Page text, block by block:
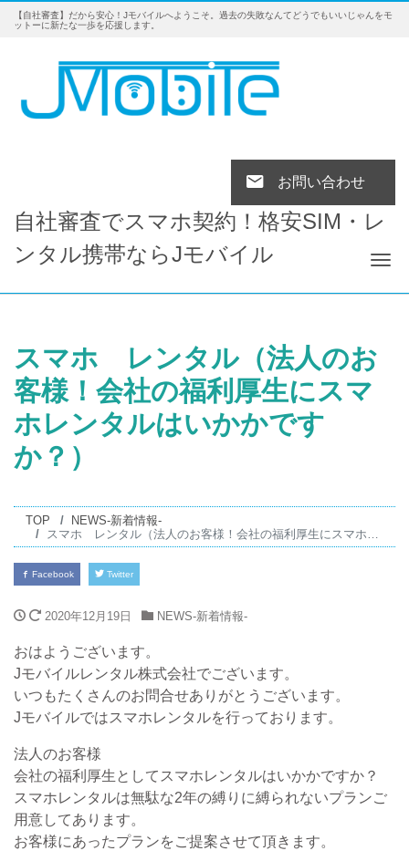
【自社審査】だから安心！Jモバイルへようこそ。過去の失敗なんてどうでもいいじゃんをモ
ットーに新たな一歩を応援します。
お問い合わせ
自社審査でスマホ契約！格安SIM・レ
ンタル携帯ならJモバイル
スマホ レンタル（法人のお
客様！会社の福利厚生にスマ
ホレンタルはいかかです
か？）
TOP
NEWS-新着情報-
スマホ レンタル（法人のお客様！会社の福利厚生にスマホレンタルはいかかですか？）
Facebook Twitter
2020年12月19日 NEWS-新着情報-
おはようございます。
Jモバイルレンタル株式会社でございます。
いつもたくさんのお問合せありがとうございます。
Jモバイルではスマホレンタルを行っております。
法人のお客様
会社の福利厚生としてスマホレンタルはいかかですか？
スマホレンタルは無駄な2年の縛りに縛られないプランご
用意してあります。
お客様にあったプランをご提案させて頂きます。